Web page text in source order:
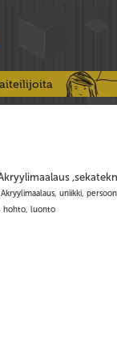
uniikki,
hohto, luonto